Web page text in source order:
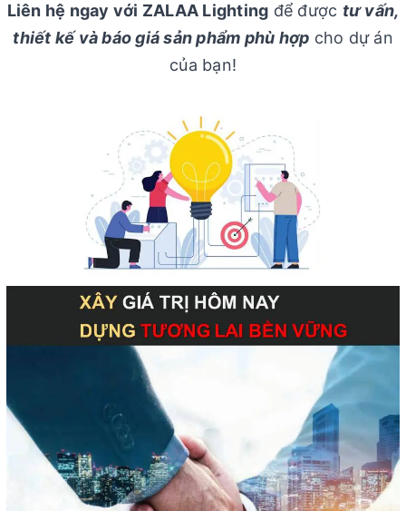
Liên hệ ngay với ZALAA Lighting để được tư vấn,
thiết kế và báo giá sản phẩm phù hợp cho dự án
của bạn!